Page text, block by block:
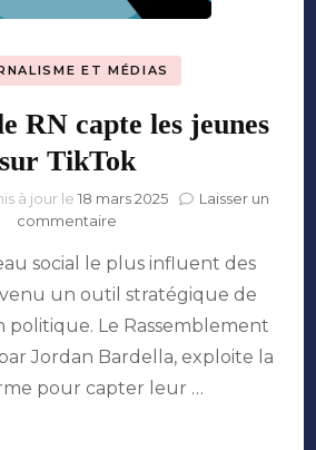
ET MÉDIAS
RN capte les jeunes
sur TikTok
à jour le 18 mars 2025
Laisser un
commentaire
le
RN
les
jeunes
TikTok
social le plus influent des
un outil stratégique de
politique. Le Rassemblement
Jordan Bardella, exploite la
pour capter leur …